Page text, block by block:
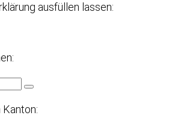
ausfüllen lassen: